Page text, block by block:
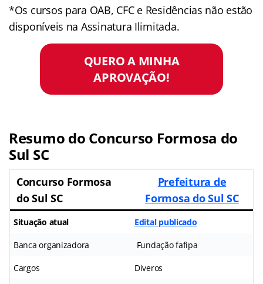
*Os cursos para OAB, CFC e Residências não estão
disponíveis na Assinatura Ilimitada.
QUERO A MINHA
APROVAÇÃO!
Resumo do Concurso Formosa do
Sul SC
Concurso Formosa
do Sul SC
Prefeitura de
Formosa do Sul SC
Situação atual Edital publicado
Banca organizadora Fundação fafipa
Cargos Diveros